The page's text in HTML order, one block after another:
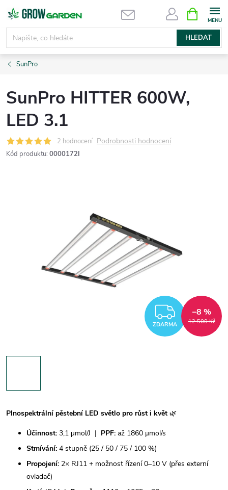
Přejít
obsah
HLEDAT
NÁKUPNÍ
KOŠÍK
SunPro
SunPro HITTER 600W,
LED 3.1
2 hodnocení Podrobnosti hodnocení
Kód produktu: 0000172I
ZDARMA 12 500 Kč
–8 %
Plnospektrální pěstební LED světlo pro růst i květ 🌿
Účinnost: 3,1 µmol/J | PPF: až 1860 µmol/s
Stmívání: 4 stupně (25 / 50 / 75 / 100 %)
Propojení: 2× RJ11 + možnost řízení 0–10 V (přes externí
ovladač)